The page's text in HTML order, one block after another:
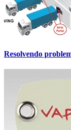
Resolvendo